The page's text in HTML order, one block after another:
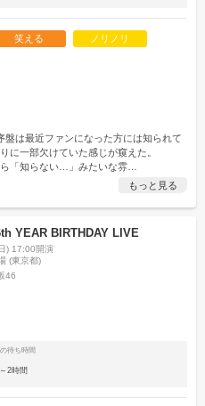
笑える ノリノリ
は最近ファンになった方には知られて
に一部欠けていた感じが窺えた。
ら「知らない…」みたいな雰
もっと見る
YEAR BIRTHDAY LIVE
) 17:00開演
(東京都)
46
待ち時間
2時間